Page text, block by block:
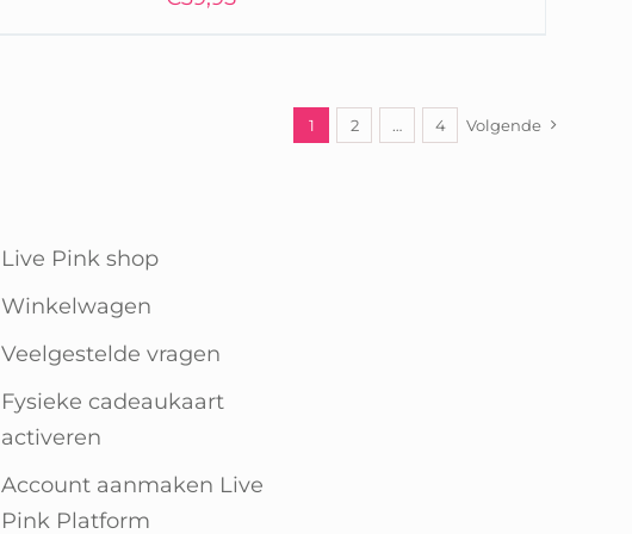
1 2 … 4 Volgende
Live Pink shop
Winkelwagen
Veelgestelde vragen
Fysieke cadeaukaart
activeren
Account aanmaken Live
Pink Platform